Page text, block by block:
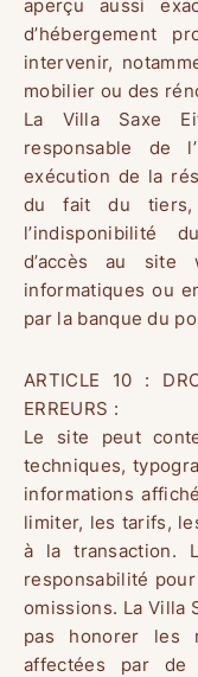
aperçu aussi
d’hébergement
intervenir,
mobilier ou des
La Villa Saxe
responsable de
exécution de la
du fait du tiers,
l’indisponibilité
d’accès au site
informatiques ou
par la banque du
ARTICLE 10 :
ERREURS :
Le site peut
techniques,
informations
limiter, les tarifs,
à la transaction.
responsabilité
omissions. La Villa
pas honorer les
affectées par de